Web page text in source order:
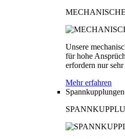
Unsere
für hohe
erfordern nur
Mehr erfahren
Spannkupplungen